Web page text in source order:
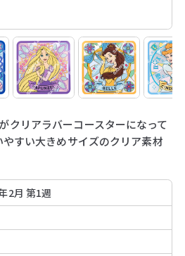
クリアラバーコースターになって
すい大きめサイズのクリア素材
2月 第1週